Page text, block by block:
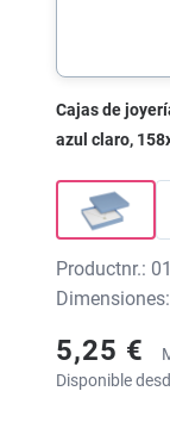
Cajas de
azul claro,
Productnr.:
5,25 €
Disponible